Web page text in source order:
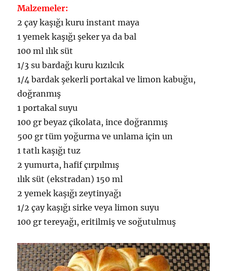
Malzemeler:
2 çay kaşığı kuru instant maya
1 yemek kaşığı şeker ya da bal
100 ml ılık süt
1/3 su bardağı kuru kızılcık
1/4 bardak şekerli portakal ve limon kabuğu,
doğranmış
1 portakal suyu
100 gr beyaz çikolata, ince doğranmış
500 gr tüm yoğurma ve unlama için un
1 tatlı kaşığı tuz
2 yumurta, hafif çırpılmış
ılık süt (ekstradan) 150 ml
2 yemek kaşığı zeytinyağı
1/2 çay kaşığı sirke veya limon suyu
100 gr tereyağı, eritilmiş ve soğutulmuş